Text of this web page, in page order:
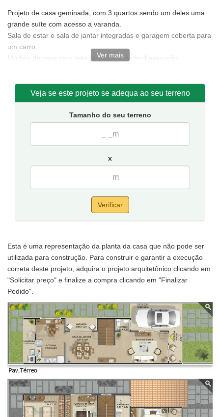
Projeto de casa geminada, com 3 quartos sendo um deles uma
grande suíte com acesso a varanda.
Sala de estar e sala de jantar integradas e garagem coberta para
um carro.
Modelo de casa com bela fachada, e de fácil execução.
Sugestão de terreno mínimo para implantação de uma casa:
6 metros de frente por 21 de fundos.(para as casas geminadas
12 metros de frente por 21 de fundos.)
refere-se apenas a uma das casas.
Ver mais
Veja se este projeto se adequa ao seu terreno
Tamanho do seu terreno
x
Verificar
Esta é uma representação da planta da casa que não pode ser
utilizada para construção. Para construir e garantir a execução
correta deste projeto, adquira o projeto arquitetônico clicando em
"Solicitar preço" e finalize a compra clicando em "Finalizar
Pedido".